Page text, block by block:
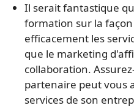
Il serait fantastique
formation sur la
efficacement les
que le marketing
collaboration.
partenaire peut vous
services de son